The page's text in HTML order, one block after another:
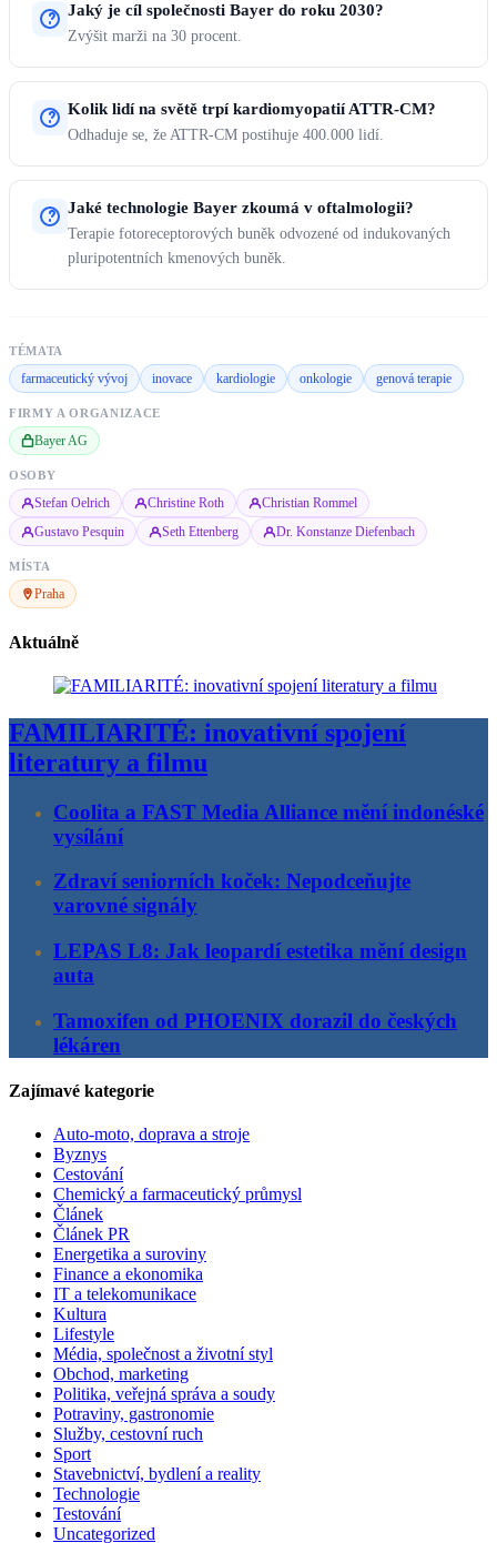
Jaký je cíl společnosti Bayer do roku 2030?
Zvýšit marži na 30 procent.
Kolik lidí na světě trpí kardiomyopatií ATTR-CM?
Odhaduje se, že ATTR-CM postihuje 400.000 lidí.
Jaké technologie Bayer zkoumá v oftalmologii?
Terapie fotoreceptorových buněk odvozené od indukovaných
pluripotentních kmenových buněk.
TÉMATA
farmaceutický vývoj inovace kardiologie onkologie genová terapie
FIRMY A ORGANIZACE
Bayer AG
OSOBY
Stefan Oelrich Christine Roth
Christian Rommel
Gustavo Pesquin
Seth Ettenberg Dr. Konstanze Diefenbach
MÍSTA
Praha
Aktuálně
FAMILIARITÉ: inovativní spojení
literatury a filmu
Coolita a FAST Media Alliance mění indonéské
vysílání
Zdraví seniorních koček: Nepodceňujte
varovné signály
LEPAS L8: Jak leopardí estetika mění design
auta
Tamoxifen od PHOENIX dorazil do českých
lékáren
Zajímavé kategorie
Auto-moto, doprava a stroje
Byznys
Cestování
Chemický a farmaceutický průmysl
Článek
Článek PR
Energetika a suroviny
Finance a ekonomika
IT a telekomunikace
Kultura
Lifestyle
Média, společnost a životní styl
Obchod, marketing
Politika, veřejná správa a soudy
Potraviny, gastronomie
Služby, cestovní ruch
Sport
Stavebnictví, bydlení a reality
Technologie
Testování
Uncategorized